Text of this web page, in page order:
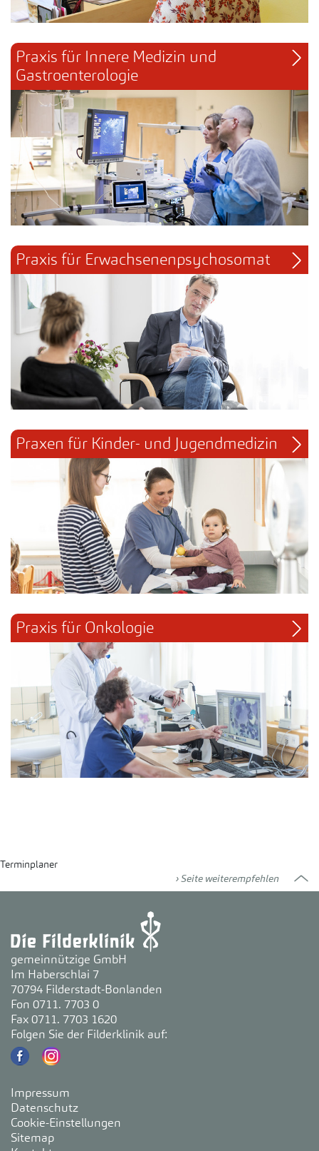
Praxis für Innere Medizin und
Gastroenterologie
Praxis für Erwachsenenpsychosomat
Praxen für Kinder- und Jugendmedizin
Praxis für Onkologie
Terminplaner
Seite weiterempfehlen
gemeinnützige GmbH
Im Haberschlai 7
70794 Filderstadt-Bonlanden
Fon 0711. 7703 0
Fax 0711. 7703 1620
Folgen Sie der Filderklinik auf:
Impressum
Datenschutz
Cookie-Einstellungen
Sitemap